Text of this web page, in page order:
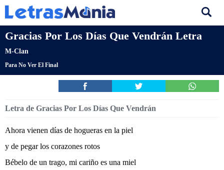
Gracias Por Los Días Que Vendrán Letra
M-Clan
Para No Ver El Final
Letra de Gracias Por Los Días Que Vendrán
Ahora vienen días de hogueras en la piel
y de pegar los corazones rotos
Bébelo de un trago, mi cariño es una miel